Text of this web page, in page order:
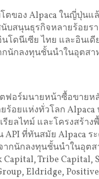
ตของ Alpaca ในญี่ปุ่น
บสนุนธุรกิจหลายร้อยร
โดนีเซีย ไทย และอินเ
นักลงทุนชั้นนำในอุตสา
ฟอร์มนายหน้าซื้อขาย
ร้อยแห่งทั่วโลก
ยลไทม์ และโครงสร้า
API ที่ทันสมัย Alpaca
กนักลงทุนชั้นนำในอุตส
Capital, Tribe Capital,
Eldridge,